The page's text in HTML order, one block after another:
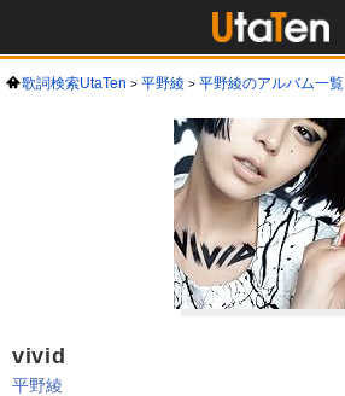
歌詞検索UtaTen 平野綾 平野綾のアルバム一覧
vivid
平野綾